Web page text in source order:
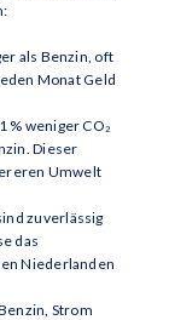
als Benzin, oft
Monat Geld
weniger CO₂
Dieser
Umwelt
zuverlässig
das
Niederlanden
Strom